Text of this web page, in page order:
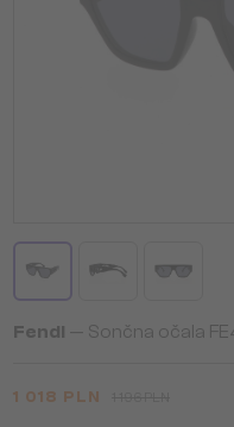
Fendi — Sončna očala
1 018 PLN